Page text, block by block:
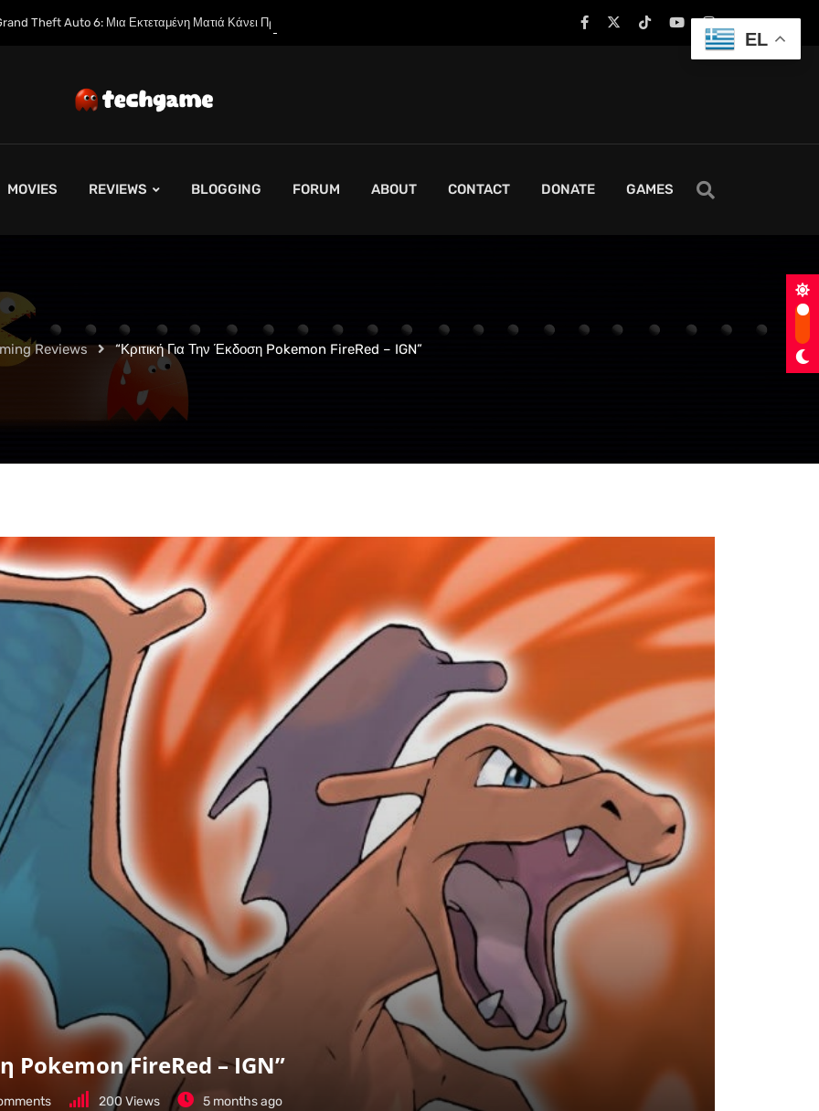
Ματιά Κάνει Πρεμιέρα στο Netflix Αυτόν τον Μήνα
MOVIES REVIEWS BLOGGING FORUM ABOUT CONTACT DONATE GAMES
Reviews “Κριτική Για Την Έκδοση Pokemon FireRed – IGN”
Pokemon FireRed – IGN”
200 Views 5 months ago
EL